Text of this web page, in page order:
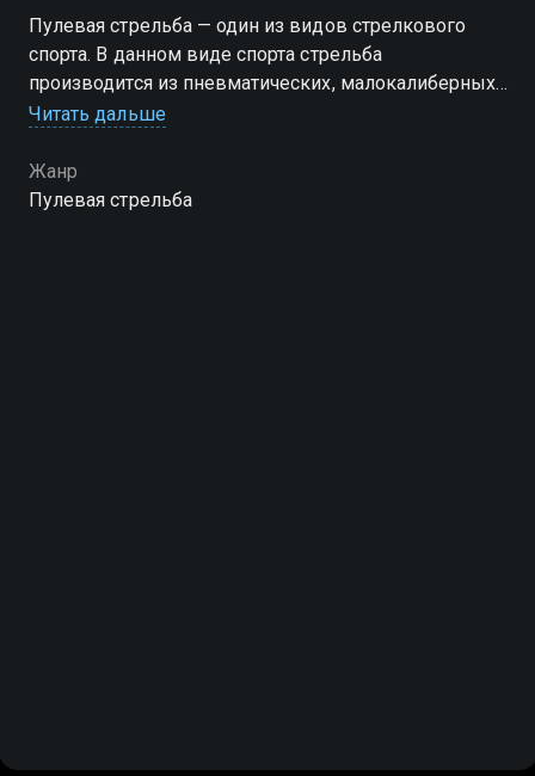
Пулевая стрельба — один из видов стрелкового
спорта. В данном виде спорта стрельба
производится из пневматических, малокалиберных
и крупнокалиберных винтовок и пистолетов
Читать дальше
Жанр
Пулевая стрельба